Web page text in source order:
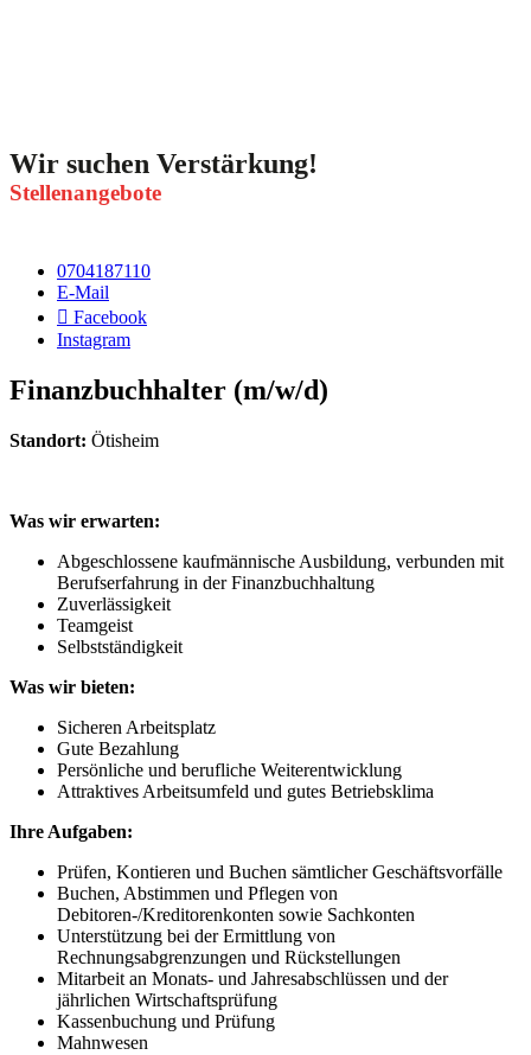
Wir suchen Verstärkung!
Stellenangebote
0704187110
E-Mail
Facebook
Instagram
Finanzbuchhalter (m/w/d)
Standort: Ötisheim
Was wir erwarten:
Abgeschlossene kaufmännische Ausbildung, verbunden mit
Berufserfahrung in der Finanzbuchhaltung
Zuverlässigkeit
Teamgeist
Selbstständigkeit
Was wir bieten:
Sicheren Arbeitsplatz
Gute Bezahlung
Persönliche und berufliche Weiterentwicklung
Attraktives Arbeitsumfeld und gutes Betriebsklima
Ihre Aufgaben:
Prüfen, Kontieren und Buchen sämtlicher Geschäftsvorfälle
Buchen, Abstimmen und Pflegen von
Debitoren-/Kreditorenkonten sowie Sachkonten
Unterstützung bei der Ermittlung von
Rechnungsabgrenzungen und Rückstellungen
Mitarbeit an Monats- und Jahresabschlüssen und der
jährlichen Wirtschaftsprüfung
Kassenbuchung und Prüfung
Mahnwesen